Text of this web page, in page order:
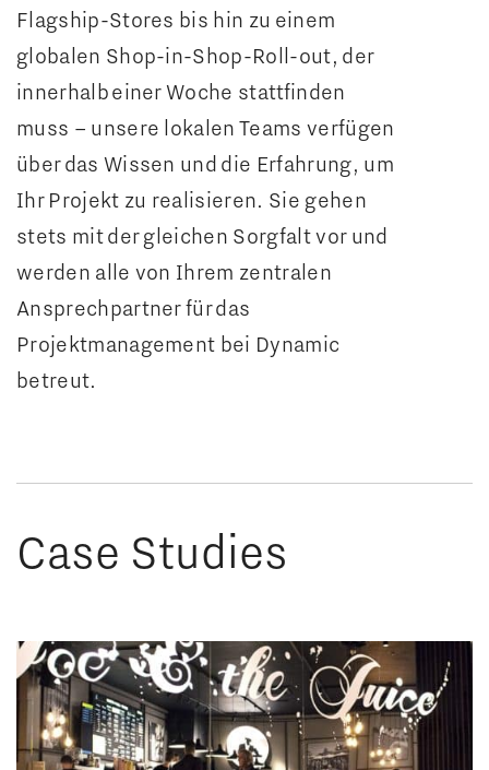
Flagship-Stores bis hin zu einem
globalen Shop-in-Shop-Roll-out, der
innerhalb einer Woche stattfinden
muss – unsere lokalen Teams verfügen
über das Wissen und die Erfahrung, um
Ihr Projekt zu realisieren. Sie gehen
stets mit der gleichen Sorgfalt vor und
werden alle von Ihrem zentralen
Ansprechpartner für das
Projektmanagement bei Dynamic
betreut.
Case Studies